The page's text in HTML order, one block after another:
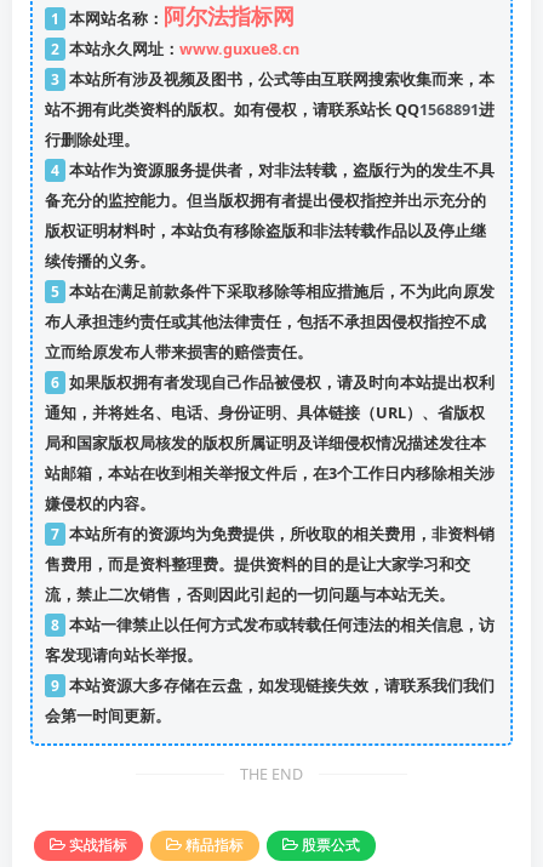
1 本网站名称： 阿尔法指标网
2 本站永久网址： www.guxue8.cn
3 本站所有涉及视频及图书，公式等由互联网搜索收集而来，本
站不拥有此类资料的版权。如有侵权，请联系站长 QQ1568891进
行删除处理。
4 本站作为资源服务提供者，对非法转载，盗版行为的发生不具
备充分的监控能力。但当版权拥有者提出侵权指控并出示充分的
版权证明材料时，本站负有移除盗版和非法转载作品以及停止继
续传播的义务。
5 本站在满足前款条件下采取移除等相应措施后，不为此向原发
布人承担违约责任或其他法律责任，包括不承担因侵权指控不成
立而给原发布人带来损害的赔偿责任。
6 如果版权拥有者发现自己作品被侵权，请及时向本站提出权利
通知，并将姓名、电话、身份证明、具体链接（URL）、省版权
局和国家版权局核发的版权所属证明及详细侵权情况描述发往本
站邮箱，本站在收到相关举报文件后，在3个工作日内移除相关涉
嫌侵权的内容。
7 本站所有的资源均为免费提供，所收取的相关费用，非资料销
售费用，而是资料整理费。提供资料的目的是让大家学习和交
流，禁止二次销售，否则因此引起的一切问题与本站无关。
8 本站一律禁止以任何方式发布或转载任何违法的相关信息，访
客发现请向站长举报。
9 本站资源大多存储在云盘，如发现链接失效，请联系我们我们
会第一时间更新。
THE END
实战指标 精品指标 股票公式